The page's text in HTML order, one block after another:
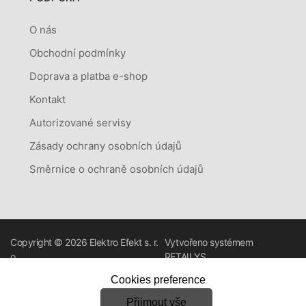
O nás
Obchodní podmínky
Doprava a platba e-shop
Kontakt
Autorizované servisy
Zásady ochrany osobních údajů
Směrnice o ochraně osobních údajů
Copyright © 2026 Elektro Efekt s. r.
o.
Vytvořeno systémem
RETAILYS.
Cookies preference
Přijmout vše